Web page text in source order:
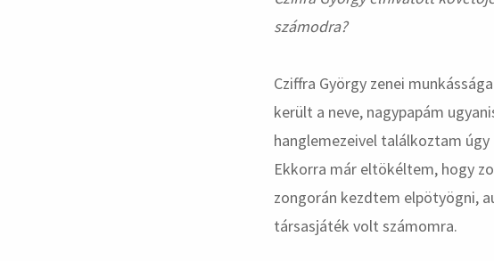
számodra?
Cziffra György zenei
került a neve, nagypapám
hanglemezeivel találkoztam
Ekkorra már eltökéltem, hogy
zongorán kezdtem elpötyögni,
társasjáték volt számomra.